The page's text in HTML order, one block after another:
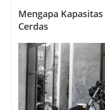
Mengapa
Cerdas